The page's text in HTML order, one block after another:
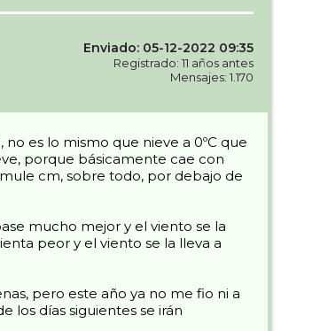
Enviado: 05-12-2022 09:35
Registrado: 11 años antes
Mensajes: 1.170
es lo mismo que nieve a 0ºC que
porque básicamente cae con
cm, sobre todo, por debajo de
mucho mejor y el viento se la
peor y el viento se la lleva a
pero este año ya no me fio ni a
los días siguientes se irán